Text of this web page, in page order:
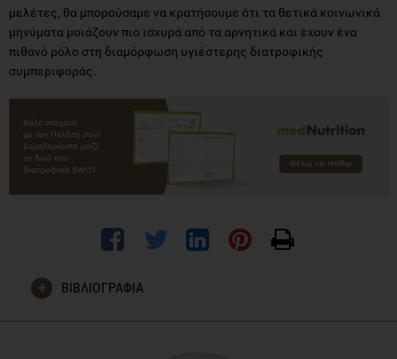
μελέτες, θα μπορούσαμε να κρατήσουμε ότι τα θετικά κοινωνικά
μηνύματα μοιάζουν πιο ισχυρά από τα αρνητικά και έχουν ένα
πιθανό ρόλο στη διαμόρφωση υγιέστερης διατροφικής
συμπεριφοράς.
ΒΙΒΛΙΟΓΡΑΦΙΑ